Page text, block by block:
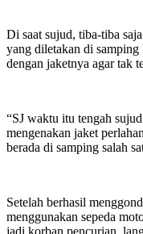
Di saat sujud, tiba-tiba
yang diletakan di
dengan jaketnya agar tak
“SJ waktu itu tengah
mengenakan jaket
berada di samping salah
Setelah berhasil
menggunakan sepeda
jadi korban pencurian,